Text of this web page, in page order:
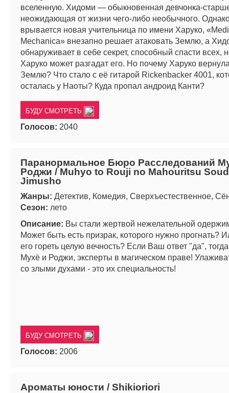
вселенную. Хидоми — обыкновенная девчонка-
неожидающая от жизни чего-либо необычного.
врывается новая учительница по имени Харуко,
Mechanica» внезапно решает атаковать Землю, а
обнаруживает в себе секрет, способный спасти всех,
Харуко может разгадат его. Но почему Харуко
Землю? Что стало с её гитарой Rickenbacker 4001,
осталась у Наоты? Куда пропал андроид Канти?
БУДУ СМОТРЕТЬ
Голосов: 2040
Паранормальное Бюро Расследований
Роджи / Muhyo to Rouji no Mahouritsu
Jimusho
Жанры: Детектив, Комедия, Сверхъестественное,
Сезон: лето
Описание: Вы стали жертвой нежелательной
Может быть есть призрак, которого нужно прогнать?
его гореть целую вечность? Если Ваш ответ "да",
Мухё и Роджи, эксперты в магическом праве!
со злыми духами - это их специальность!
БУДУ СМОТРЕТЬ
Голосов: 2006
Ароматы юности / Shikioriori